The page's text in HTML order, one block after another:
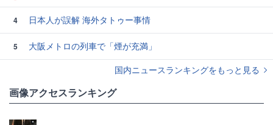
4 日本人が誤解 海外タトゥー事情
5
大阪メトロの列車で「煙が充満」
国内ニュースランキングをもっと見る
画像アクセスランキング